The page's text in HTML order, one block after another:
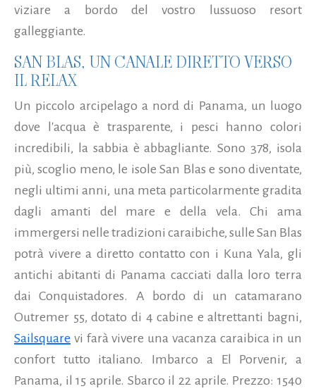
viziare a bordo del vostro lussuoso resort
galleggiante.
SAN BLAS, UN CANALE DIRETTO VERSO
IL RELAX
Un piccolo arcipelago a nord di Panama, un luogo
dove l'acqua è trasparente, i pesci hanno colori
incredibili, la sabbia è abbagliante. Sono 378, isola
più, scoglio meno, le isole San Blas e sono diventate,
negli ultimi anni, una meta particolarmente gradita
dagli amanti del mare e della vela. Chi ama
immergersi nelle tradizioni caraibiche, sulle San Blas
potrà vivere a diretto contatto con i Kuna Yala, gli
antichi abitanti di Panama cacciati dalla loro terra
dai Conquistadores. A bordo di un catamarano
Outremer 55, dotato di 4 cabine e altrettanti bagni,
Sailsquare vi farà vivere una vacanza caraibica in un
confort tutto italiano. Imbarco a El Porvenir, a
Panama, il 15 aprile. Sbarco il 22 aprile. Prezzo: 1540